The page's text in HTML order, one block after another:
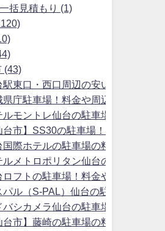
括見積もり (1)
(43)
駅東口・西口周辺の安い駐車場を厳
県庁駐車場！料金や周辺の予約でき
ルモントレ仙台の駐車場の料金は？
台市】SS30の駐車場！料金や周辺
国際ホテルの駐車場の料金は？無料
ルメトロポリタン仙台の駐車場！料
ロフトの駐車場！料金や提携先の無
パル（S-PAL）仙台の駐車場！料金
バシカメラ仙台の駐車場の料金は？
台市】藤崎の駐車場の料金は？周